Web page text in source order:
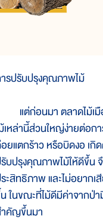
รปรับปรุงคุณภาพไม้
แต่ก่อนมา ตลาดไม้เมือ
เหล่านี้ส่วนใหญ่ง่ายต่อก
ยแตกร้าว หรือบิดงอ เกิ
บปรุงคุณภาพไม้ให้ดีขึ้น
ะสิทธิภาพ และไม่อยาก
ในขณะที่ไม้ดีมีค่าจากป่
คัญขึ้นมา